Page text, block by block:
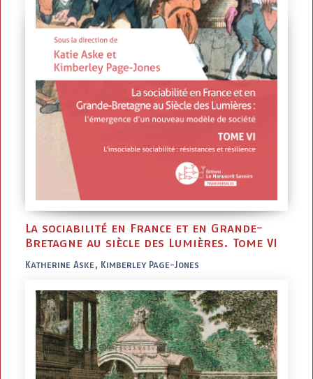
La sociabilité en France et en Grande-
Bretagne au siècle des Lumières. Tome VI
Katherine Aske, Kimberley Page-Jones